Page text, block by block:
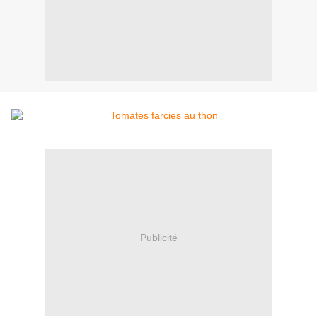
Publicité